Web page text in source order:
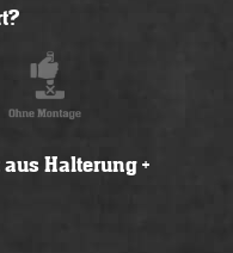
Halterung +